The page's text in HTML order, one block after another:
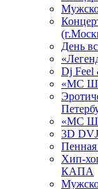
День
Dj
«МС
«МС
3D
Пенная
Хип-
КАПА